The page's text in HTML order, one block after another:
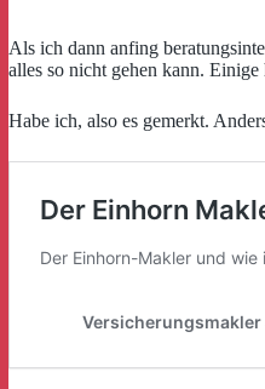
Als ich dann anfing
alles so nicht gehen kann.
Habe ich, also es gemerkt.